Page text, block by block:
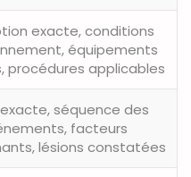
exacte, conditions
équipements
procédures applicables
séquence des
facteurs
lésions constatées